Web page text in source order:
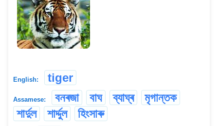
English: tiger
Assamese: বনৰজা বাঘ ব্যাঘ্ৰ
মৃগান্তক
শাৰ্দুল
শাৰ্দ্দুল হিংসাৰু